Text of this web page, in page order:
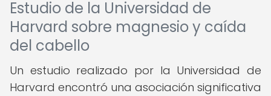
Estudio de la Universidad de
Harvard sobre magnesio y caída
del cabello
Un estudio realizado por la Universidad de
Harvard encontró una asociación significativa